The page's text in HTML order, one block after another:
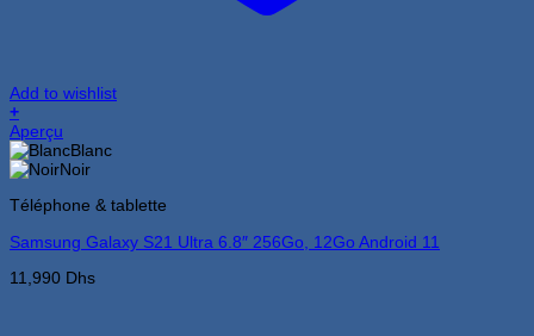
Add to wishlist
+
Ce
produit
a
variations.
options
être
Aperçu
Blanc
Noir
Téléphone & tablette
Samsung Galaxy S21 Ultra 6.8″ 256Go, 12Go Android 11
11,990 Dhs